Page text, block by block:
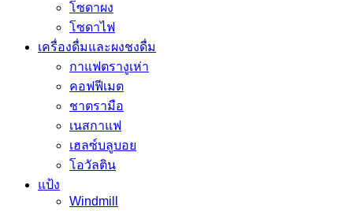
โซดาผง
โซดาไฟ
เครื่องดื่มและผงชงดื่ม
กาแฟตรางูเห่า
คอฟฟีเมต
ชาตรามือ
เนสกาแฟ
เฮลซ์บลูบอย
โอวัลติน
แป้ง
Windmill